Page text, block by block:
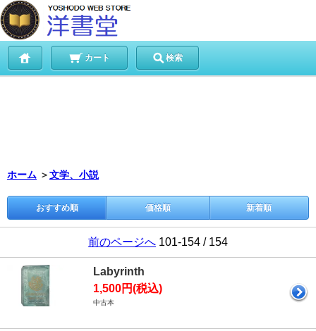
カート 検索
ホーム ＞文学、小説
おすすめ順 価格順 新着順
前のページへ 101-154 / 154
Labyrinth
1,500円(税込)
中古本